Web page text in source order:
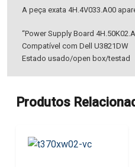
A peça exata 4H.4V033.A00
“Power Supply Board
Compatível com Dell U3821DW
Estado usado/open box/testad
Produtos